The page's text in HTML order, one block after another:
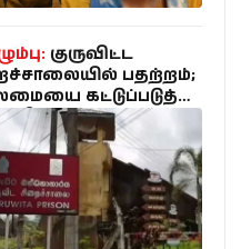
குருவிட்ட
பதற்றம்;
கட்டுப்படுத்த
பிரயோகம்